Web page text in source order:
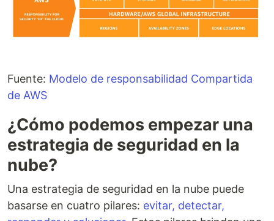
Fuente: Modelo de responsabilidad Compartida
de AWS
¿Cómo podemos empezar una
estrategia de seguridad en la
nube?
Una estrategia de seguridad en la nube puede
basarse en cuatro pilares: evitar, detectar,